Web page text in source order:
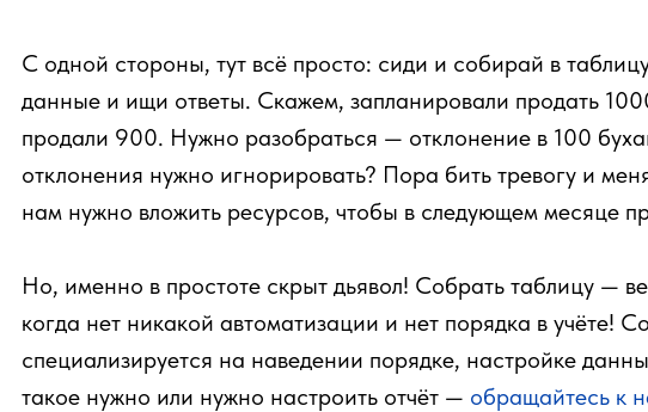
С одной стороны, тут всё просто: сиди и собирай в
данные и ищи ответы. Скажем, запланировали продать
продали 900. Нужно разобраться — отклонение в 100
отклонения нужно игнорировать? Пора бить тревогу и
нам нужно вложить ресурсов, чтобы в следующем месяце
Но, именно в простоте скрыт дьявол! Собрать таблицу —
когда нет никакой автоматизации и нет порядка в учёте!
специализируется на наведении порядке, настройке
такое нужно или нужно настроить отчёт — обращайтесь к